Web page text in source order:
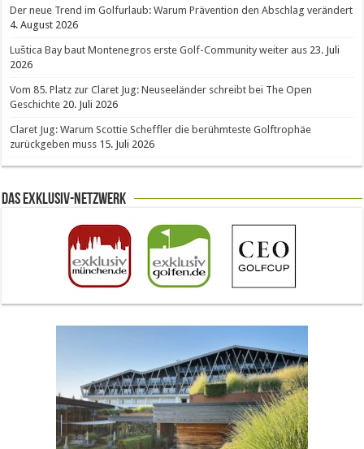
Der neue Trend im Golfurlaub: Warum Prävention den Abschlag verändert
4. August 2026
Luštica Bay baut Montenegros erste Golf-Community weiter aus 23. Juli
2026
Vom 85. Platz zur Claret Jug: Neuseeländer schreibt bei The Open
Geschichte 20. Juli 2026
Claret Jug: Warum Scottie Scheffler die berühmteste Golftrophäe
zurückgeben muss 15. Juli 2026
Das Exklusiv-Netzwerk